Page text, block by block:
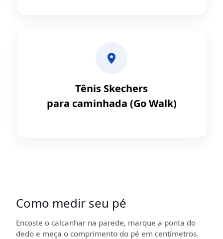
Tênis Skechers
para caminhada (Go Walk)
Como medir seu pé
Encoste o calcanhar na parede, marque a ponta do
dedo e meça o comprimento do pé em centímetros.